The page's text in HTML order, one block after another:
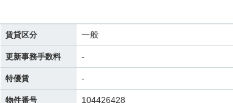
賃貸区分 一般
更新事務手数料 -
特優賃 -
物件番号 104426428